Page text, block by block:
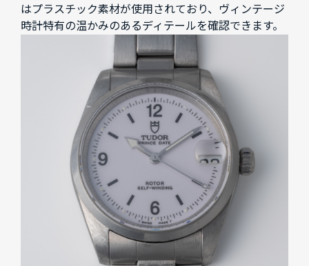
はプラスチック素材が使用されており、ヴィンテージ
時計特有の温かみのあるディテールを確認できます。